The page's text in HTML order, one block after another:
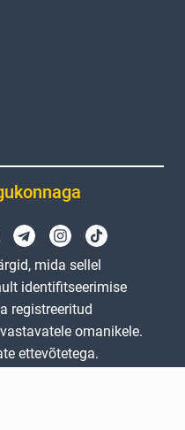
mida sellel
identifitseerimise
registreeritud
omanikele.
ettevõtetega.